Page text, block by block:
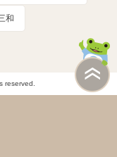
和
reserved.